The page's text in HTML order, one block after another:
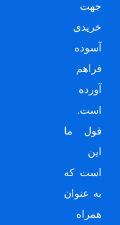
جهت
خریدی
آسوده
فراهم
آورده
است.
قول ما
این
است که
به عنوان
همراه